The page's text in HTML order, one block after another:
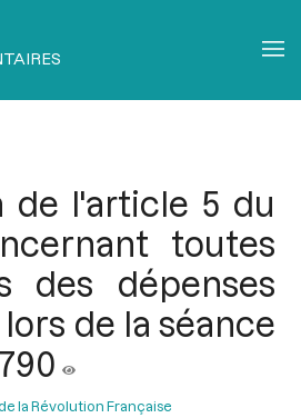
de l'article 5 du
toutes
des dépenses
de la séance
la Révolution Française